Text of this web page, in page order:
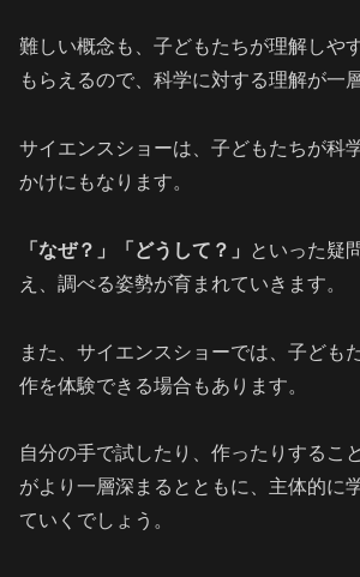
難しい概念も、子どもたちが理解しや
もらえるので、科学に対する理解が一
サイエンスショーは、子どもたちが科
かけにもなります。
「なぜ？」「どうして？」
といった疑
え、調べる姿勢が育まれていきます。
また、サイエンスショーでは、子ども
作を体験できる場合もあります。
自分の手で試したり、作ったりするこ
がより一層深まるとともに、主体的に
ていくでしょう。